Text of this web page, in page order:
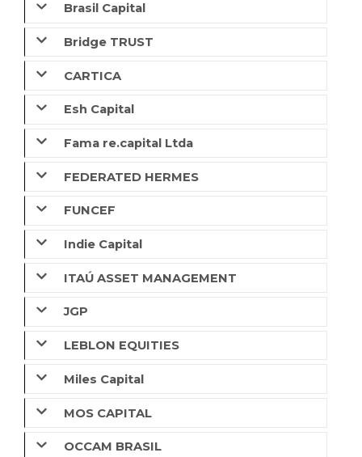
Brasil Capital
Bridge TRUST
CARTICA
Esh Capital
Fama re.capital Ltda
FEDERATED HERMES
FUNCEF
Indie Capital
ITAÚ ASSET MANAGEMENT
JGP
LEBLON EQUITIES
Miles Capital
MOS CAPITAL
OCCAM BRASIL